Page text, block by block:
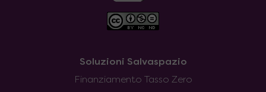
Soluzioni Salvaspazio
Finanziamento Tasso Zero